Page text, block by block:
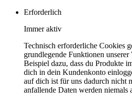
Erforderlich
Immer aktiv
Technisch erforderliche Cookies
grundlegende Funktionen unserer
Beispiel dazu, dass du Produkte
dich in dein Kundenkonto
auf dich ist für uns dadurch nicht
anfallende Daten werden niemals